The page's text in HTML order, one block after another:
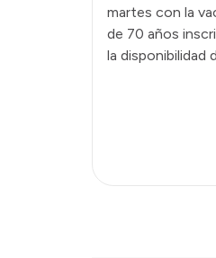
martes con la
de 70 años
la disponibilidad